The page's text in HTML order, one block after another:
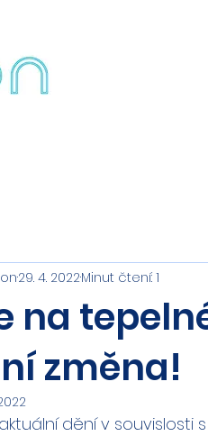
na
změna!
29. 4. 2022Minut čtení: 1
dění v souvislosti